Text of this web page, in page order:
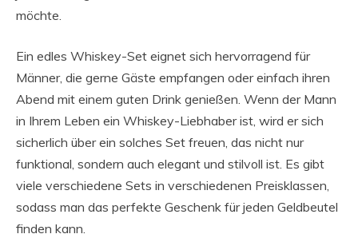
möchte.
Ein edles Whiskey-Set eignet sich hervorragend für
Männer, die gerne Gäste empfangen oder einfach ihren
Abend mit einem guten Drink genießen. Wenn der Mann
in Ihrem Leben ein Whiskey-Liebhaber ist, wird er sich
sicherlich über ein solches Set freuen, das nicht nur
funktional, sondern auch elegant und stilvoll ist. Es gibt
viele verschiedene Sets in verschiedenen Preisklassen,
sodass man das perfekte Geschenk für jeden Geldbeutel
finden kann.